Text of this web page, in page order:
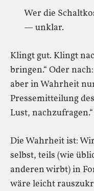
Wer die
— unklar.
Klingt gut. Klingt
bringen.“ Oder
aber in Wahrheit
Pressemitteilung
Lust, nachzufragen.“
Die Wahrheit ist:
selbst, teils (wie
anderen wirbt) in
wäre leicht